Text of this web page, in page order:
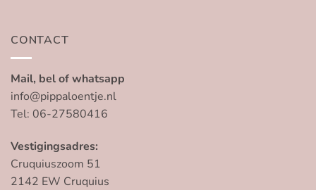
CONTACT
Mail, bel of whatsapp
info@pippaloentje.nl
Tel: 06-27580416
Vestigingsadres:
Cruquiuszoom 51
2142 EW Cruquius